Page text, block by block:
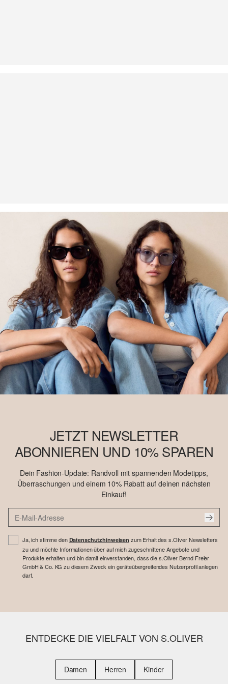
JETZT NEWSLETTER
ABONNIEREN UND 10% SPAREN
Dein Fashion-Update: Randvoll mit spannenden Modetipps,
Überraschungen und einem 10% Rabatt auf deinen nächsten
Einkauf!
Ja, ich stimme den Datenschutzhinweisen zum Erhalt des s.Oliver Newsletters
zu und möchte Informationen über auf mich zugeschnittene Angebote und
Produkte erhalten und bin damit einverstanden, dass die s.Oliver Bernd Freier
GmbH & Co. KG zu diesem Zweck ein geräteübergreifendes Nutzerprofil anlegen
darf.
ENTDECKE DIE VIELFALT VON S.OLIVER
Damen Herren Kinder